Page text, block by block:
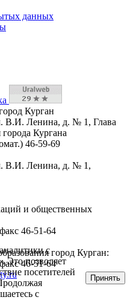
данных
Курган
В.И. Ленина, д. № 1, Глава
Кургана
46-59-69
В.И. Ленина, д. № 1,
и общественных
46-51-64
город Курган:
46-51-64
с
Это позволяет
посетителей
с
Принять